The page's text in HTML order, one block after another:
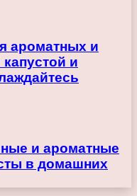
ароматных и
и
и ароматные
в домашних